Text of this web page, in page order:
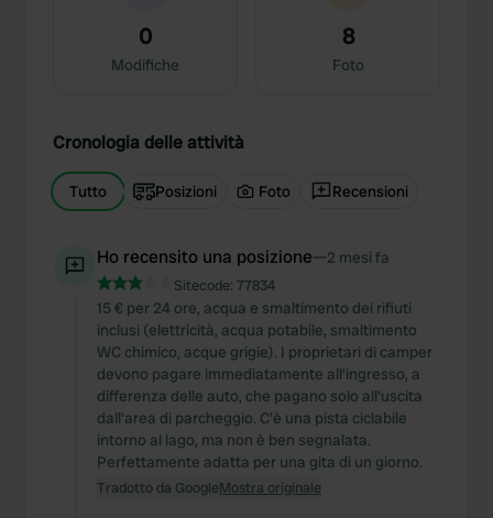
0
Modifiche
8
Foto
Cronologia delle attività
Tutto Posizioni Foto Recensioni
Ho recensito una posizione—2 mesi fa
Sitecode: 77834
15 € per 24 ore, acqua e smaltimento dei rifiuti
inclusi (elettricità, acqua potabile, smaltimento
WC chimico, acque grigie). I proprietari di camper
devono pagare immediatamente all'ingresso, a
differenza delle auto, che pagano solo all'uscita
dall'area di parcheggio. C'è una pista ciclabile
intorno al lago, ma non è ben segnalata.
Perfettamente adatta per una gita di un giorno.
Tradotto da GoogleMostra originale